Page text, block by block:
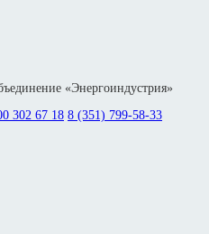
«Энергоиндустрия»
302 67 18 8 (351) 799-58-33